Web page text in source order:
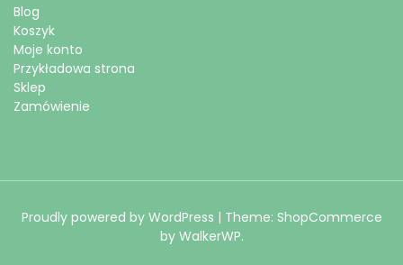
Blog
Koszyk
Moje konto
Przykładowa strona
Sklep
Zamówienie
Proudly powered by WordPress | Theme: ShopCommerce
by WalkerWP.